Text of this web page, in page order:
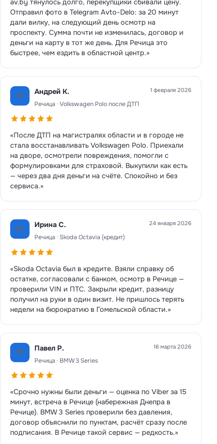
av.by тянулось долго, перекупщики сбивали цену.
Отправил фото в Telegram Avto-Delo: за 20 минут
дали вилку, на следующий день осмотр на
проспекту. Сумма почти не изменилась, договор и
деньги на карту в тот же день. Для Речица это
быстрее, чем ездить в областной центр.»
АК Андрей К.
Речица · Volkswagen Polo после ДТП
1 февраля 2026
«После ДТП на магистралях области и в городе не
стала восстанавливать Volkswagen Polo. Приехали
на дворе, осмотрели повреждения, помогли с
формулировками для страховой. Выкупили как есть
— через два дня деньги на счёте. Спокойно и без
сервиса.»
ИС Ирина С.
Речица · Skoda Octavia (кредит)
24 января 2026
«Skoda Octavia был в кредите. Взяли справку об
остатке, согласовали с банком, осмотр в Речице —
проверили VIN и ПТС. Закрыли кредит, разницу
получил на руки в один визит. Не пришлось терять
недели на бюрократию в Гомельской области.»
ПР Павел Р.
Речица · BMW 3 Series
16 марта 2026
«Срочно нужны были деньги — оценка по Viber за 15
минут, встреча в Речице (набережная Днепра в
Речице). BMW 3 Series проверили без давления,
договор объяснили по пунктам, расчёт сразу после
подписания. В Речице такой сервис — редкость.»